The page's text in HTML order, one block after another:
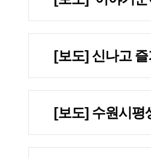
[보도] 신나고
[보도] 수원시평